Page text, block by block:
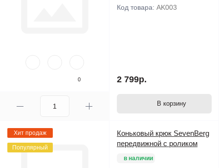
0
Код товара: AK003
2 799р.
В корзину
Хит продаж
Популярный
Коньковый крюк SevenBerg
передвижной с роликом
в наличии